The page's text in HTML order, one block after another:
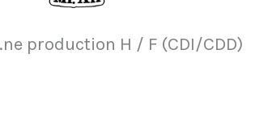
production H / F (CDI/CDD)